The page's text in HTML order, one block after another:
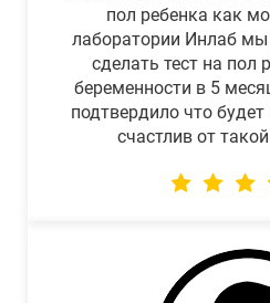
пол ребенка как
лаборатории Инлаб
сделать тест на пол
беременности в 5
подтвердило что
счастлив от